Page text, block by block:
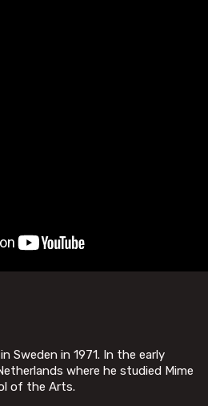
Sweden in 1971. In the early
where he studied Mime
of the Arts.